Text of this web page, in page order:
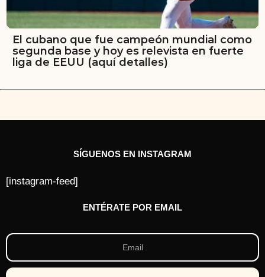
El cubano que fue campeón mundial como
segunda base y hoy es relevista en fuerte
liga de EEUU (aquí detalles)
SÍGUENOS EN INSTAGRAM
[instagram-feed]
ENTÉRATE POR EMAIL